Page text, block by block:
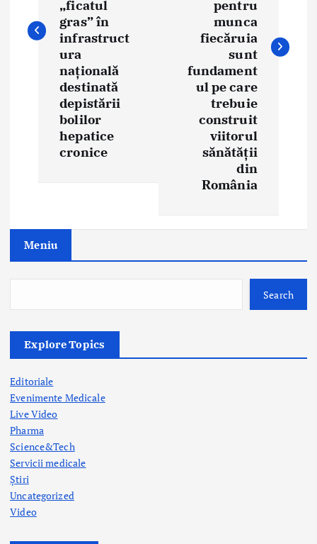
a
o
n
„ficatul
gras” în
infrastruct
ura
națională
destinată
depistării
bolilor
hepatice
cronice
pentru
munca
fiecăruia
sunt
fundament
ul pe care
trebuie
construit
viitorul
sănătății
din
România
Meniu
Search
Explore Topics
Editoriale
Evenimente Medicale
Live Video
Pharma
Science&Tech
Servicii medicale
Știri
Uncategorized
Video